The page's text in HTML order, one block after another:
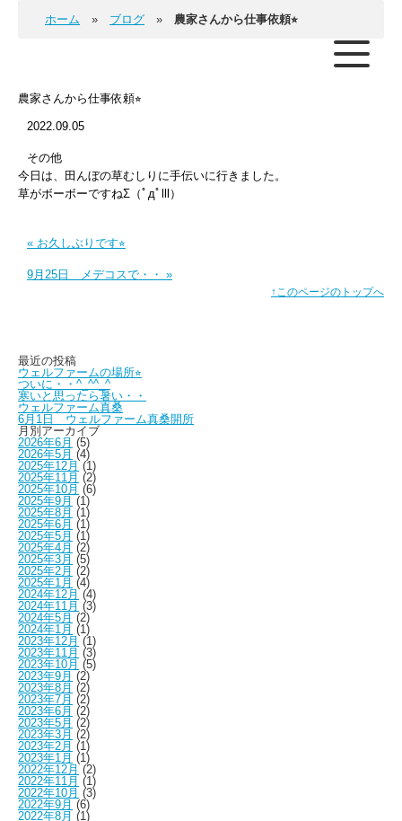
ホーム ブログ 農家さんから仕事依頼⭐︎
農家さんから仕事依頼⭐︎
2022.09.05
その他
今日は、田んぼの草むしりに手伝いに行きました。
草がボーボーですねΣ（ﾟдﾟlll）
« お久しぶりです⭐︎
9月25日 メデコスで・・ »
↑このページのトップへ
最近の投稿
ウェルファームの場所⭐︎
ついに・・^_^^_^
寒いと思ったら暑い・・
ウェルファーム真桑
6月1日 ウェルファーム真桑開所
月別アーカイブ
2026年6月 (5)
2026年5月 (4)
2025年12月 (1)
2025年11月 (2)
2025年10月 (6)
2025年9月 (1)
2025年8月 (1)
2025年6月 (1)
2025年5月 (1)
2025年4月 (2)
2025年3月 (5)
2025年2月 (2)
2025年1月 (4)
2024年12月 (4)
2024年11月 (3)
2024年5月 (2)
2024年1月 (1)
2023年12月 (1)
2023年11月 (3)
2023年10月 (5)
2023年9月 (2)
2023年8月 (2)
2023年7月 (2)
2023年6月 (2)
2023年5月 (2)
2023年3月 (2)
2023年2月 (1)
2023年1月 (1)
2022年12月 (2)
2022年11月 (1)
2022年10月 (3)
2022年9月 (6)
2022年8月 (1)